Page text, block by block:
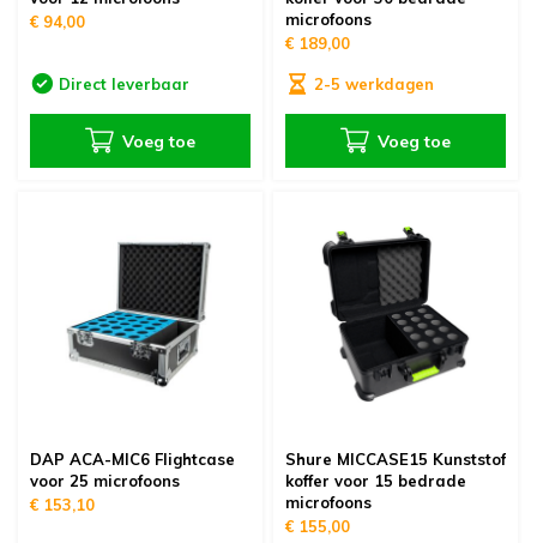
€ 94,00
Direct leverbaar
Voeg toe
microfoons
€ 189,00
2-5 werkdagen
Voeg toe
DAP ACA-MIC6 Flightcase
voor 25 microfoons
€ 153,10
Shure MICCASE15 Kunststof
koffer voor 15 bedrade
microfoons
€ 155,00